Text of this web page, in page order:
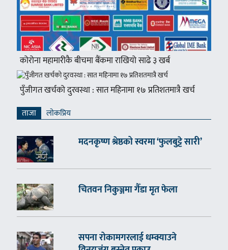
कोरोना महामारीकै बीचमा बैंकमा राखियो साढे ३ खर्ब
पुँजीगत खर्चको दुरवस्था : सात महिनामा १७ प्रतिशतमात्रै खर्च
ताजा लाेकप्रिय
मदनकृष्ण श्रेष्ठको स्वरमा ‘फुलबुट्टे सारी’
चितवन निकुञ्जमा गैँडा मृत फेला
सपना रोकामगरलाई धम्क्याउने